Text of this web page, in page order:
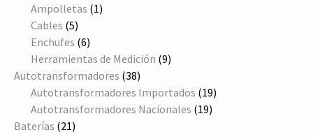
productos
Ampolletas 11
Cables 55
productos
Enchufes 66
productos
Herramientas de Medición 99
Autotransformadores 3838
productos
Autotransformadores Importados 1919
Autotransformadores Nacionales 1919
Baterías 2121